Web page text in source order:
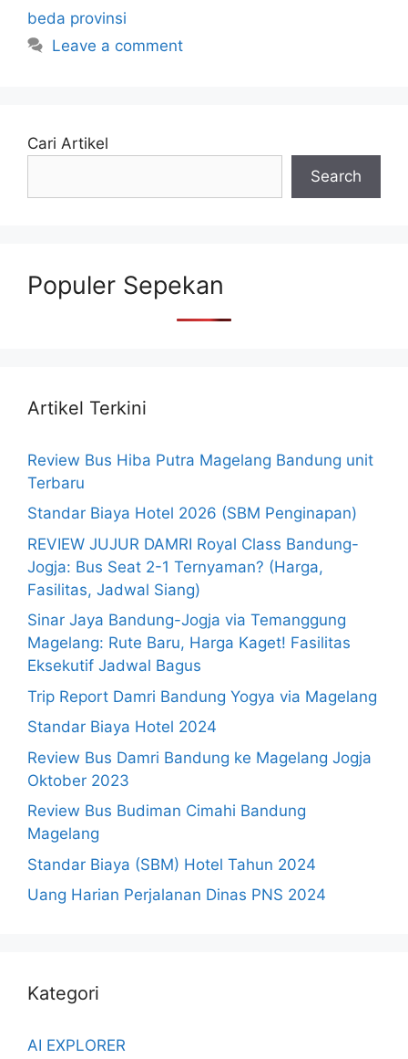
beda provinsi
Leave a comment
Cari Artikel
Search
Populer Sepekan
Artikel Terkini
Review Bus Hiba Putra Magelang Bandung unit
Terbaru
Standar Biaya Hotel 2026 (SBM Penginapan)
REVIEW JUJUR DAMRI Royal Class Bandung-
Jogja: Bus Seat 2-1 Ternyaman? (Harga,
Fasilitas, Jadwal Siang)
Sinar Jaya Bandung-Jogja via Temanggung
Magelang: Rute Baru, Harga Kaget! Fasilitas
Eksekutif Jadwal Bagus
Trip Report Damri Bandung Yogya via Magelang
Standar Biaya Hotel 2024
Review Bus Damri Bandung ke Magelang Jogja
Oktober 2023
Review Bus Budiman Cimahi Bandung
Magelang
Standar Biaya (SBM) Hotel Tahun 2024
Uang Harian Perjalanan Dinas PNS 2024
Kategori
AI EXPLORER